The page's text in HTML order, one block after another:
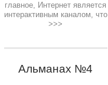
главное, Интернет является
интерактивным каналом, что
>>>
Альманах №4